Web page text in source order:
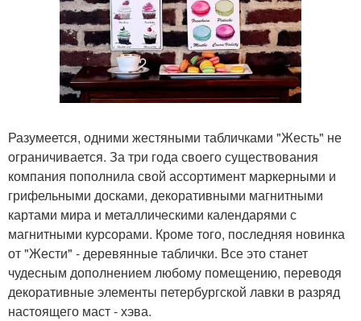
Разумеется, одними жестяными табличками "Жесть" не
ограничивается. За три года своего существования
компания пополнила свой ассортимент маркерными и
грифельными досками, декоративными магнитными
картами мира и металлическими календарями с
магнитными курсорами. Кроме того, последняя новинка
от "Жести" - деревянные таблички. Все это станет
чудесным дополнением любому помещению, переводя
декоративные элементы петербургской лавки в разряд
настоящего маст - хэва.